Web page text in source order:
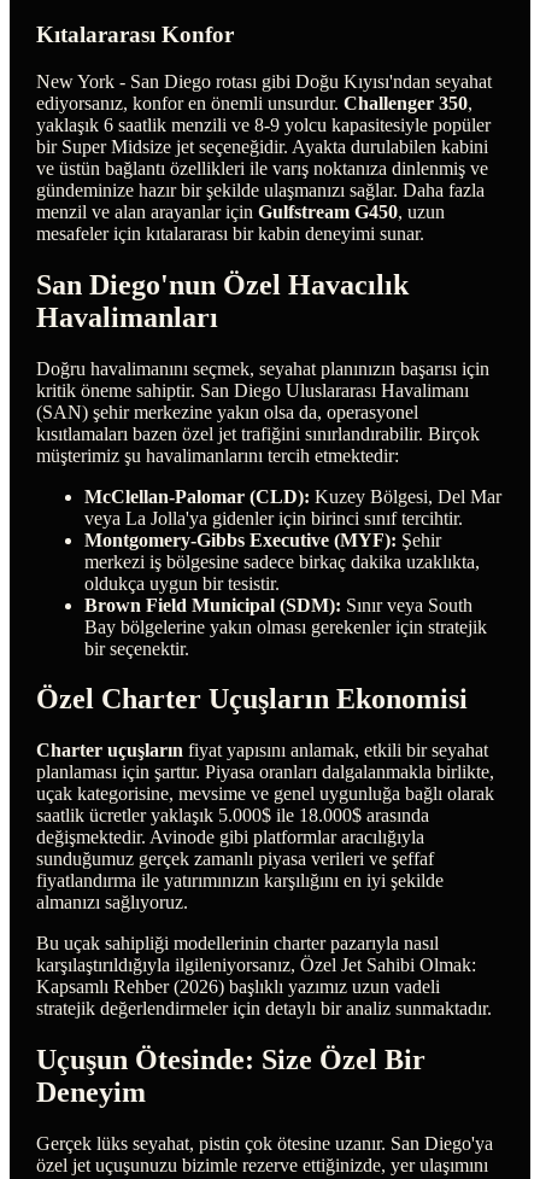
Kıtalararası Konfor
New York - San Diego rotası gibi Doğu Kıyısı'ndan seyahat
ediyorsanız, konfor en önemli unsurdur.Challenger 350,
yaklaşık 6 saatlik menzili ve 8-9 yolcu kapasitesiyle popüler
bir Super Midsize jet seçeneğidir. Ayakta durulabilen kabini
ve üstün bağlantı özellikleri ile varış noktanıza dinlenmiş ve
gündeminize hazır bir şekilde ulaşmanızı sağlar. Daha fazla
menzil ve alan arayanlar içinGulfstream G450, uzun
mesafeler için kıtalararası bir kabin deneyimi sunar.
San Diego'nun Özel Havacılık
Havalimanları
Doğru havalimanını seçmek, seyahat planınızın başarısı için
kritik öneme sahiptir. San Diego Uluslararası Havalimanı
(SAN) şehir merkezine yakın olsa da, operasyonel
kısıtlamaları bazen özel jet trafiğini sınırlandırabilir. Birçok
müşterimiz şu havalimanlarını tercih etmektedir:
McClellan-Palomar (CLD): Kuzey Bölgesi, Del Mar
veya La Jolla'ya gidenler için birinci sınıf tercihtir.
Montgomery-Gibbs Executive (MYF): Şehir
merkezi iş bölgesine sadece birkaç dakika uzaklıkta,
oldukça uygun bir tesistir.
Brown Field Municipal (SDM): Sınır veya South
Bay bölgelerine yakın olması gerekenler için stratejik
bir seçenektir.
Özel Charter Uçuşların Ekonomisi
Charter uçuşların fiyat yapısını anlamak, etkili bir seyahat
planlaması için şarttır. Piyasa oranları dalgalanmakla birlikte,
uçak kategorisine, mevsime ve genel uygunluğa bağlı olarak
saatlik ücretler yaklaşık 5.000$ ile 18.000$ arasında
değişmektedir. Avinode gibi platformlar aracılığıyla
sunduğumuz gerçek zamanlı piyasa verileri ve şeffaf
fiyatlandırma ile yatırımınızın karşılığını en iyi şekilde
almanızı sağlıyoruz.
Bu uçak sahipliği modellerinin charter pazarıyla nasıl
karşılaştırıldığıyla ilgileniyorsanız, Özel Jet Sahibi Olmak:
Kapsamlı Rehber (2026) başlıklı yazımız uzun vadeli
stratejik değerlendirmeler için detaylı bir analiz sunmaktadır.
Uçuşun Ötesinde: Size Özel Bir
Deneyim
Gerçek lüks seyahat, pistin çok ötesine uzanır. San Diego'ya
özel jet uçuşunuzu bizimle rezerve ettiğinizde, yer ulaşımını